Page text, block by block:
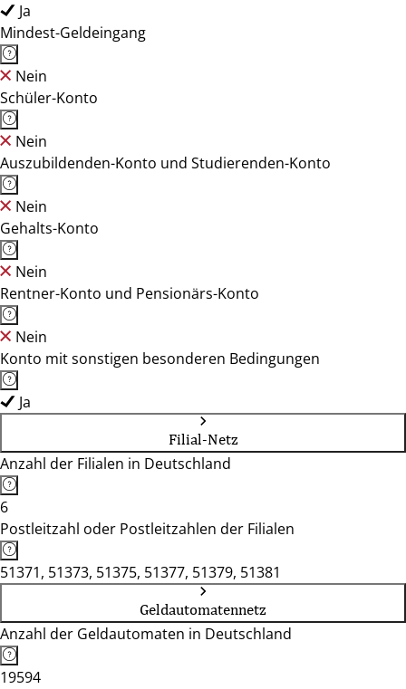
Ja
Mindest-Geldeingang
Nein
Schüler-Konto
Nein
Auszubildenden-Konto und Studierenden-Konto
Nein
Gehalts-Konto
Nein
Rentner-Konto und Pensionärs-Konto
Nein
Konto mit sonstigen besonderen Bedingungen
Ja
Filial-Netz
Anzahl der Filialen in Deutschland
6
Postleitzahl oder Postleitzahlen der Filialen
51371, 51373, 51375, 51377, 51379, 51381
Geldautomatennetz
Anzahl der Geldautomaten in Deutschland
19594